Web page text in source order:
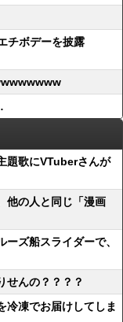
チボデーを披露
題歌にVTuberさんが
他の人と同じ「漫画
ーズ船スライダーで、
せんの？？？？
冷凍でお届けしてしま